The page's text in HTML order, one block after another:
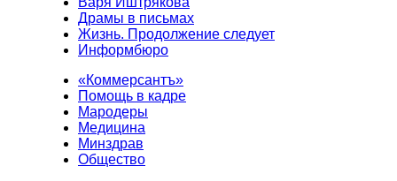
Драмы в письмах
Жизнь. Продолжение следует
Информбюро
«Коммерсантъ»
Помощь в кадре
Мародеры
Медицина
Минздрав
Общество